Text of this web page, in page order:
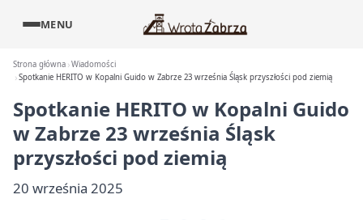
MENU
Strona główna Wiadomości
Spotkanie HERITO w Kopalni Guido w Zabrze 23 września Śląsk przyszłości pod ziemią
Spotkanie HERITO w Kopalni Guido
w Zabrze 23 września Śląsk
przyszłości pod ziemią
20 września 2025